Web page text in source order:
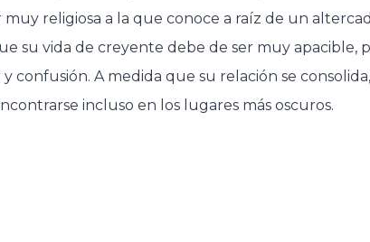
religiosa a la que conoce a raíz de un
su vida de creyente debe de ser muy apacible,
confusión. A medida que su relación se
incluso en los lugares más oscuros.